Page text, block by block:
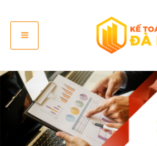
content
Main
Menu